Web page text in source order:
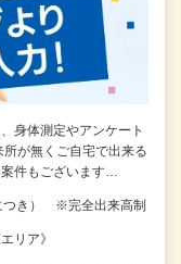
身体測定やアンケート
が無くご自宅で出来る
件もございます…
つき） ※完全出来高制
リア》